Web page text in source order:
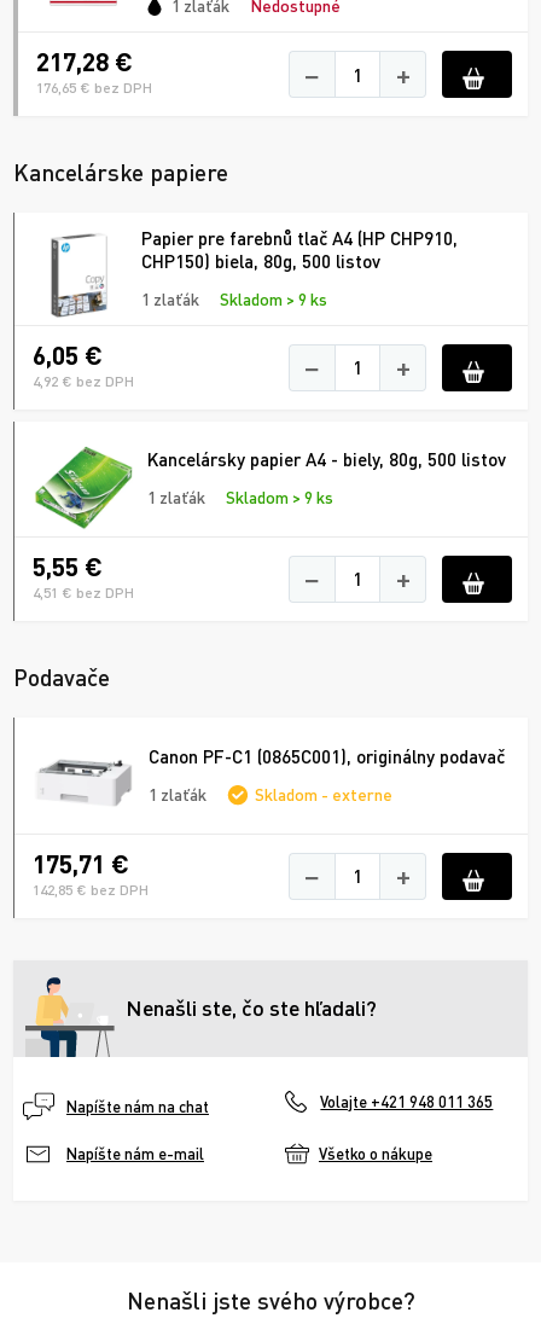
1 zlaťák Nedostupné
217,28 €
176,65 € bez DPH − +
Kancelárske papiere
Papier pre farebnů tlač A4 (HP CHP910,
CHP150) biela, 80g, 500 listov
1 zlaťák Skladom > 9 ks
6,05 €
4,92 € bez DPH − +
Kancelársky papier A4 - biely, 80g, 500 listov
1 zlaťák Skladom > 9 ks
5,55 €
4,51 € bez DPH − +
Podavače
Canon PF-C1 (0865C001), originálny podavač
1 zlaťák Skladom - externe
175,71 €
142,85 € bez DPH − +
Nenašli ste, čo ste hľadali?
Napíšte nám na chat Volajte +421 948 011 365
Napíšte nám e-mail Všetko o nákupe
Nenašli jste svého výrobce?